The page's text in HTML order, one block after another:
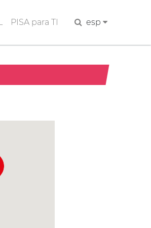
PISA para TI Buscaresp